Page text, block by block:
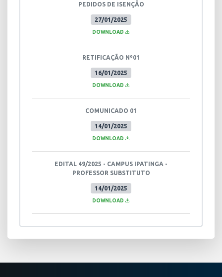
27/01/2025
PEDIDOS DE ISENÇÃO
DOWNLOAD
16/01/2025
RETIFICAÇÃO Nº01
DOWNLOAD
14/01/2025
COMUNICADO 01
DOWNLOAD
14/01/2025
EDITAL 49/2025 - CAMPUS IPATINGA -
PROFESSOR SUBSTITUTO
DOWNLOAD